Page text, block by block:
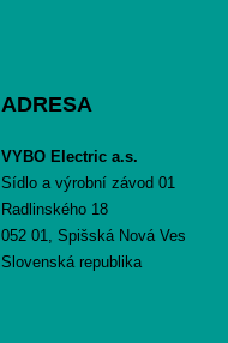
ADRESA
VYBO Electric a.s.
Sídlo a výrobní závod 01
Radlinského 18
052 01, Spišská Nová Ves
Slovenská republika